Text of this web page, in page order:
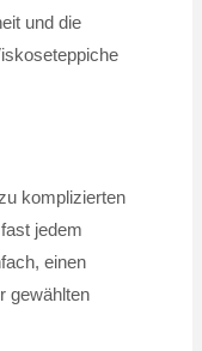
und die
komplizierten
jedem
einen
gewählten